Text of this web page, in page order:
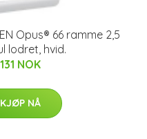
Opus® 66 ramme 2,5
lodret, hvid.
131 NOK
KJØP NÅ